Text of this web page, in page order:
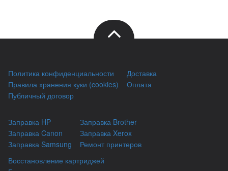
Политика конфиденциальности
Правила хранения куки (cookies)
Публичный договор
Доставка
Оплата
Заправка HP
Заправка Canon
Заправка Samsung
Заправка Brother
Заправка Xerox
Ремонт принтеров
Восстановление картриджей